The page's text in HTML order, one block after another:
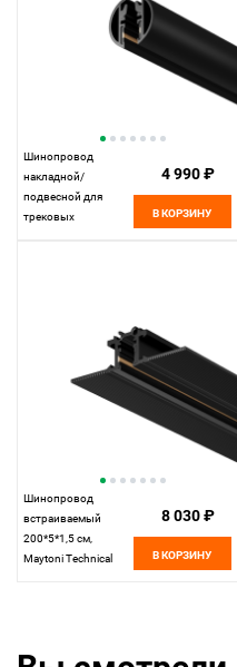
Шинопровод
накладной/
подвесной для
трековых
4 990 ₽
В КОРЗИНУ
Шинопровод
встраиваемый
200*5*1,5 см,
Maytoni Technical
8 030 ₽
В КОРЗИНУ